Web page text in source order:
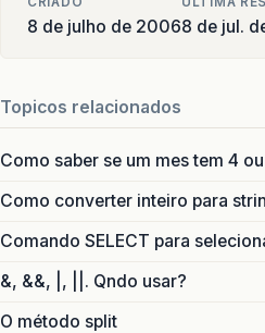
8 de julho de 20068 de jul.
Topicos relacionados
Como saber se um mes tem 4
Como converter inteiro para
Comando SELECT para
&, &&, |, ||. Qndo usar?
O método split